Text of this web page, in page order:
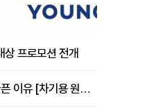
상 프로모션 전개
허리 MRI는 정상인데 계속 아픈 이유 [차기용 원장 칼럼]